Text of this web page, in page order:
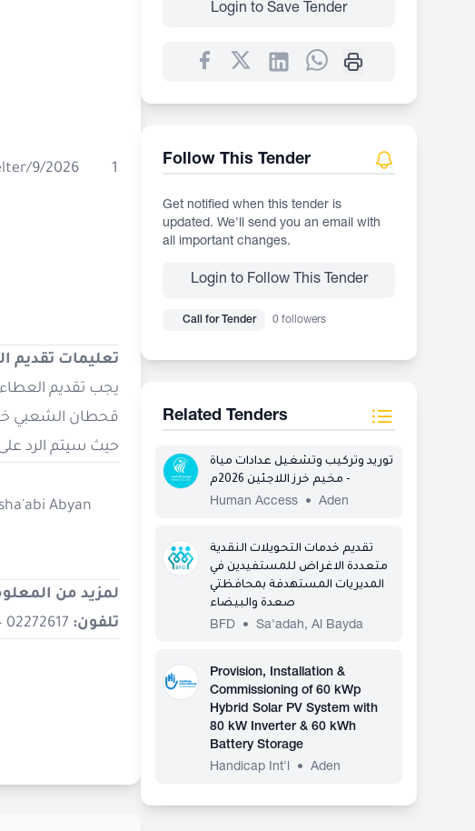
1
9/2026
تعليمات تقديم
قحطان الشعبي خورمكسر -
حيث سيتم الرد على
Abyan
لمزيد من
تلفون:
Login to Save Tender
Follow This Tender
Get notified when this tender is
updated. We'll send you an email with
all important changes.
Login to Follow This Tender
Call for Tender 0 followers
Related Tenders
توريد وتركيب وتشغيل عدادات مياة
- مخيم خرز اللاجئين 2026م
Human Access
• Aden
تقديم خدمات التحويلات النقدية
متعددة الاغراض للمستفيدين في
المديريات المستهدفة بمحافظتي
صعدة والبيضاء
BFD
• Sa'adah, Al Bayda
Provision, Installation &
Commissioning of 60 kWp
Hybrid Solar PV System with
80 kW Inverter & 60 kWh
Battery Storage
Handicap Int'l
• Aden